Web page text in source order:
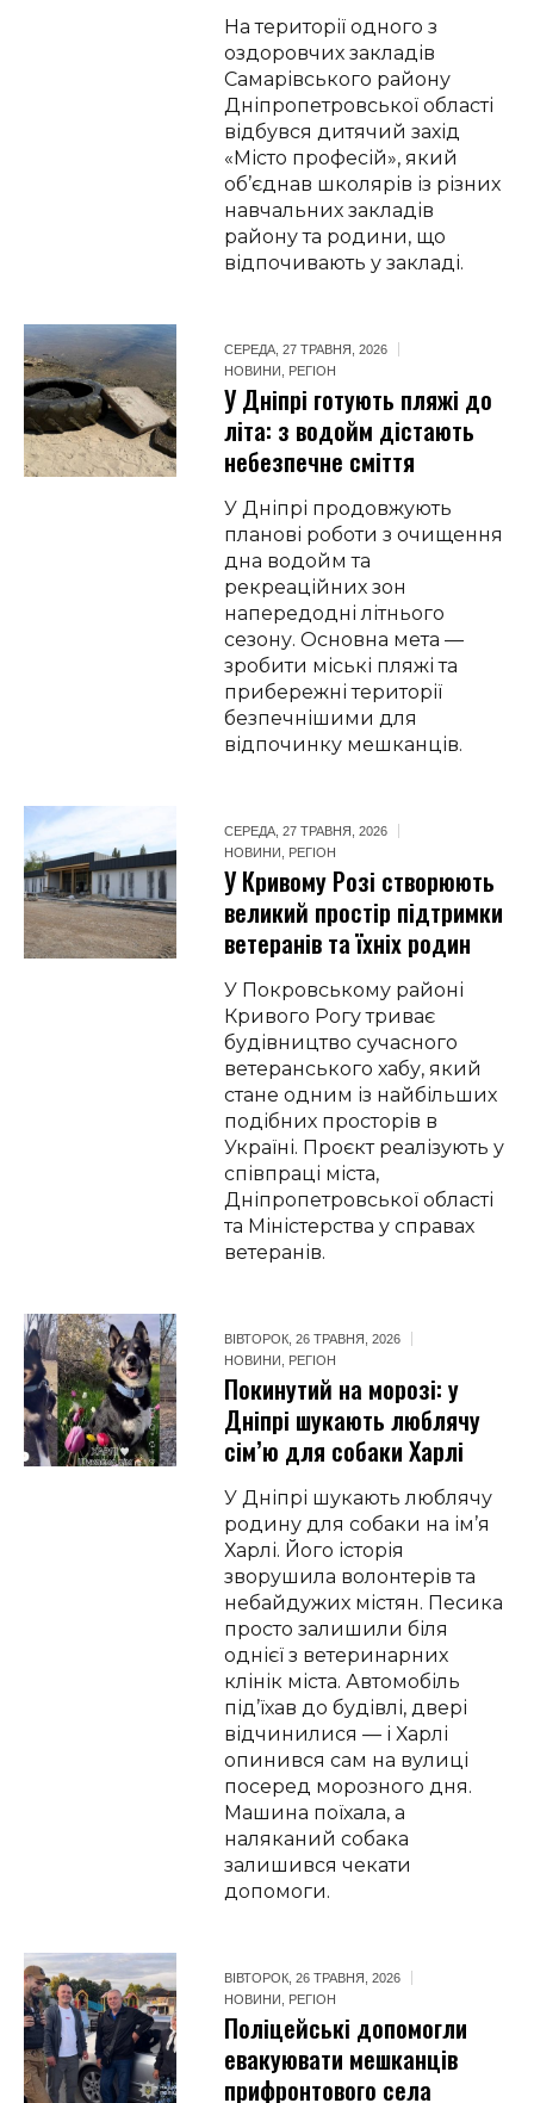
На території одного з
оздоровчих закладів
Самарівського району
Дніпропетровської області
відбувся дитячий захід
«Місто професій», який
об’єднав школярів із різних
навчальних закладів
району та родини, що
відпочивають у закладі.
СЕРЕДА, 27 ТРАВНЯ, 2026
НОВИНИ
РЕГІОН
У Дніпрі готують пляжі до
літа: з водойм дістають
небезпечне сміття
У Дніпрі продовжують
планові роботи з очищення
дна водойм та
рекреаційних зон
напередодні літнього
сезону. Основна мета —
зробити міські пляжі та
прибережні території
безпечнішими для
відпочинку мешканців.
СЕРЕДА, 27 ТРАВНЯ, 2026
НОВИНИ
РЕГІОН
У Кривому Розі створюють
великий простір підтримки
ветеранів та їхніх родин
У Покровському районі
Кривого Рогу триває
будівництво сучасного
ветеранського хабу, який
стане одним із найбільших
подібних просторів в
Україні. Проєкт реалізують у
співпраці міста,
Дніпропетровської області
та Міністерства у справах
ветеранів.
ВІВТОРОК, 26 ТРАВНЯ, 2026
НОВИНИ
РЕГІОН
Покинутий на морозі: у
Дніпрі шукають люблячу
сім’ю для собаки Харлі
У Дніпрі шукають люблячу
родину для собаки на ім’я
Харлі. Його історія
зворушила волонтерів та
небайдужих містян. Песика
просто залишили біля
однієї з ветеринарних
клінік міста. Автомобіль
під’їхав до будівлі, двері
відчинилися — і Харлі
опинився сам на вулиці
посеред морозного дня.
Машина поїхала, а
наляканий собака
залишився чекати
допомоги.
ВІВТОРОК, 26 ТРАВНЯ, 2026
НОВИНИ
РЕГІОН
Поліцейські допомогли
евакуювати мешканців
прифронтового села